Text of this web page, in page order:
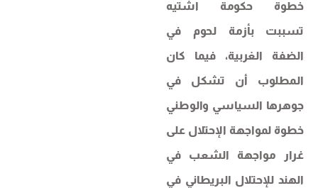
خطوة حكومة اشتيه
تسببت بأزمة لحوم في
الضفة الغربية، فيما كان
المطلوب أن تشكل في
جوهرها السياسي والوطني
خطوة لمواجهة الإحتلال على
غرار مواجهة الشعب في
الهند للإحتلال البريطاني في